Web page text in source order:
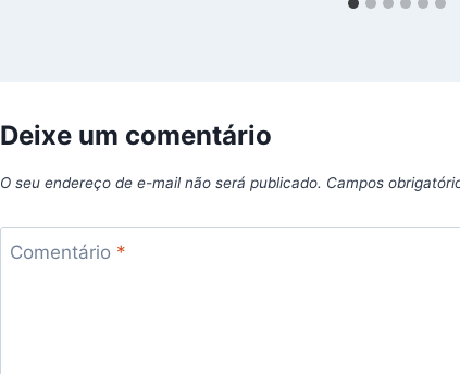
Deixe um comentário
O seu endereço de e-mail não será publicado. Campos
Comentário *